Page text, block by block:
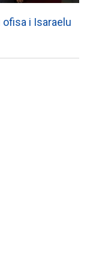
ofisa i Isaraelu